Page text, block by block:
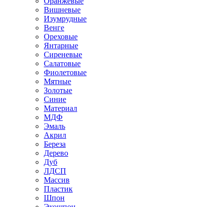
Вишневые
Изумрудные
Венге
Ореховые
Янтарные
Сиреневые
Салатовые
Фиолетовые
Мятные
Золотые
Синие
Материал
МДФ
Эмаль
Акрил
Береза
Дерево
Дуб
ЛДСП
Массив
Пластик
Шпон